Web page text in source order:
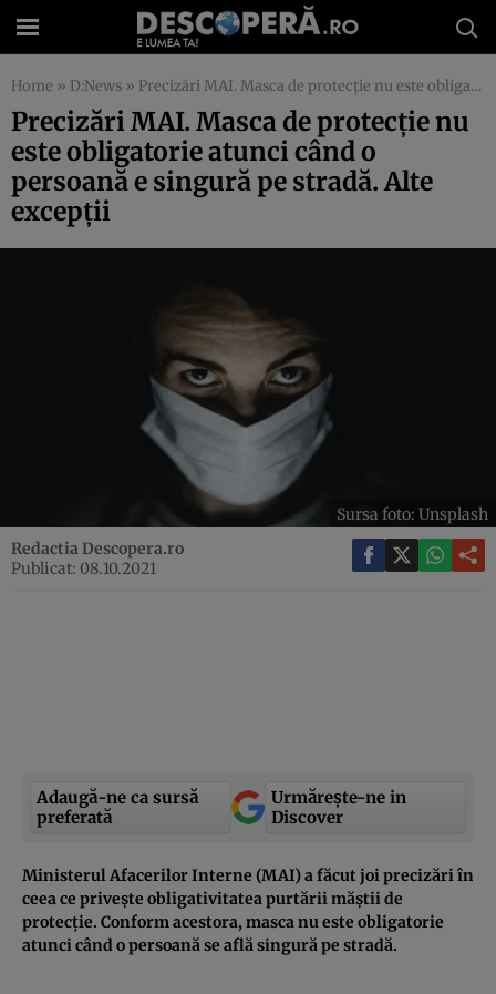
Home » D:News » Precizări MAI. Masca de protecție nu este obligatorie atunci când o persoană e singură pe stradă. Alte excepții
Precizări MAI. Masca de protecție nu
este obligatorie atunci când o
persoană e singură pe stradă. Alte
excepții
Sursa foto: Unsplash
Redactia Descopera.ro
Publicat: 08.10.2021
Adaugă-ne ca sursă
preferată
Urmărește-ne in
Discover
Ministerul Afacerilor Interne (MAI) a făcut joi precizări în
ceea ce privește obligativitatea purtării măștii de
protecție. Conform acestora, masca nu este obligatorie
atunci când o persoană se află singură pe stradă.